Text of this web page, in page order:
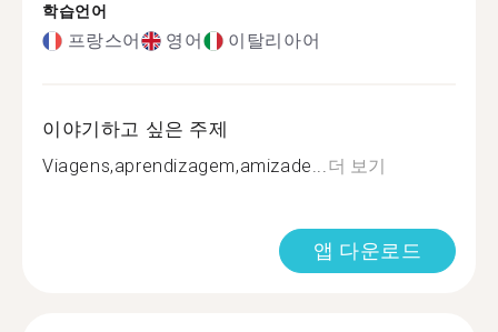
학습언어
프랑스어 영어 이탈리아어
이야기하고 싶은 주제
Viagens,aprendizagem,amizade...더 보기
앱 다운로드